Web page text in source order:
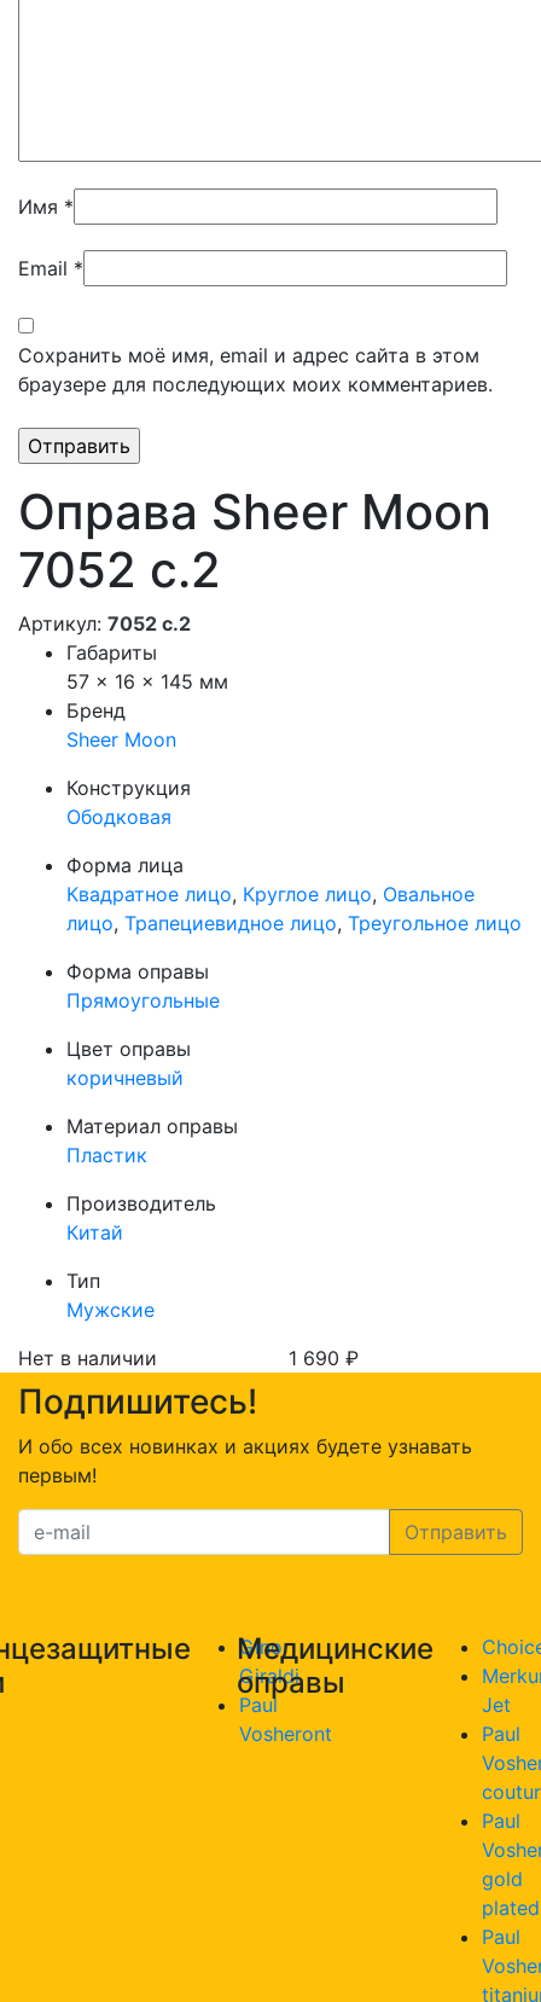
Имя *
Email *
Сохранить моё имя, email и адрес сайта в этом
браузере для последующих моих комментариев.
Оправа Sheer Moon
7052 с.2
Артикул: 7052 с.2
Габариты
57 × 16 × 145 мм
Бренд
Sheer Moon
Конструкция
Ободковая
Форма лица
Квадратное лицо, Круглое лицо, Овальное
лицо, Трапециевидное лицо, Треугольное лицо
Форма оправы
Прямоугольные
Цвет оправы
коричневый
Материал оправы
Пластик
Производитель
Китай
Тип
Мужские
Нет в наличии
1 690 ₽
Подпишитесь!
И обо всех новинках и акциях будете узнавать
первым!
Gino
Giraldi
Paul
Vosheront
Медицинские
оправы
Jet
Paul
Paul
gold
plated
Paul